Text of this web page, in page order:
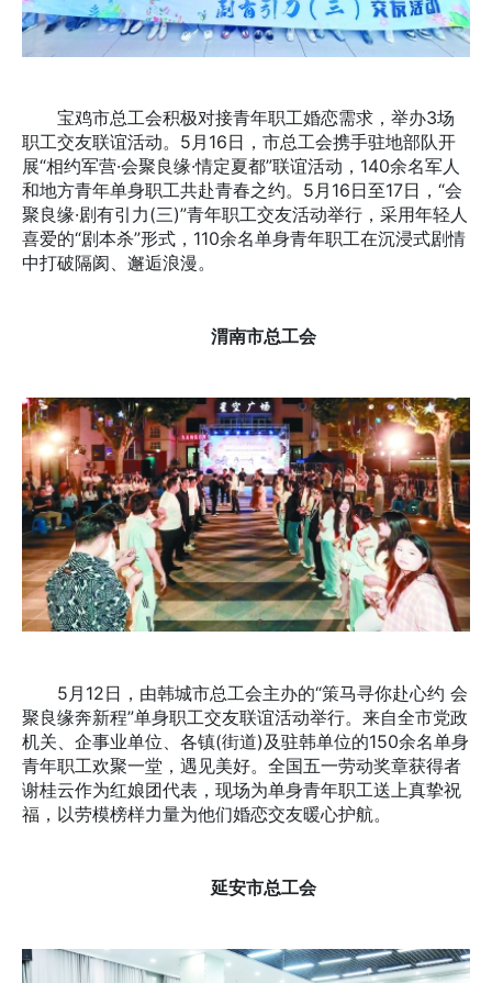
宝鸡市总工会积极对接青年职工婚恋需求，举办3场
职工交友联谊活动。5月16日，市总工会携手驻地部队开
展“相约军营·会聚良缘·情定夏都”联谊活动，140余名军人
和地方青年单身职工共赴青春之约。5月16日至17日，“会
聚良缘·剧有引力(三)”青年职工交友活动举行，采用年轻人
喜爱的“剧本杀”形式，110余名单身青年职工在沉浸式剧情
中打破隔阂、邂逅浪漫。
渭南市总工会
5月12日，由韩城市总工会主办的“策马寻你赴心约 会
聚良缘奔新程”单身职工交友联谊活动举行。来自全市党政
机关、企事业单位、各镇(街道)及驻韩单位的150余名单身
青年职工欢聚一堂，遇见美好。全国五一劳动奖章获得者
谢桂云作为红娘团代表，现场为单身青年职工送上真挚祝
福，以劳模榜样力量为他们婚恋交友暖心护航。
延安市总工会